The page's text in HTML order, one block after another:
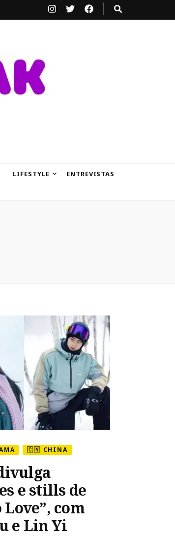
LIFESTYLE
ENTREVISTAS
🇨🇳 CHINA
e stills de
com
e Lin Yi